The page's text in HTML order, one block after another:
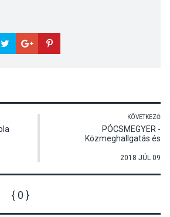
KÖVETKEZŐ
PÓCSMEGYER -
Közmeghallgatás és
2018 JÚL 09
{ 0 }